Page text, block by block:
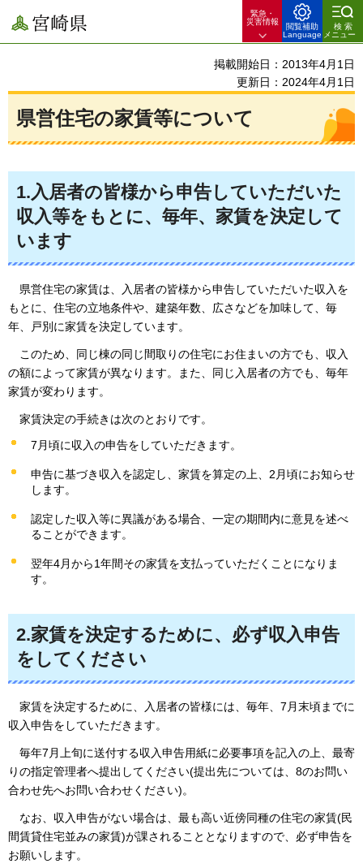
宮崎県
緊急・
災害情報
閲覧補助
Language
検索
メニュー
掲載開始日：2013年4月1日
更新日：2024年4月1日
県営住宅の家賃等について
1.入居者の皆様から申告していただいた
収入等をもとに、毎年、家賃を決定して
います
県営住宅の家賃は、入居者の皆様から申告していただいた収入を
もとに、住宅の立地条件や、建築年数、広さなどを加味して、毎
年、戸別に家賃を決定しています。
このため 、同じ棟の同じ間取りの住宅にお住まいの方でも、収入
の額によって家賃が異なります。また、同じ入居者の方でも、毎年
家賃が変わります。
家賃決定の手続きは次のとおりです。
7月頃に収入の申告をしていただきます。
申告に基づき収入を認定し、家賃を算定の上、2月頃にお知らせ
します。
認定した収入等に異議がある場合、一定の期間内に意見を述べ
ることができます。
翌年4月から1年間その家賃を支払っていただくことになりま
す。
2.家賃を決定するために、必ず収入申告
をしてください
家賃を決定するために、入居者の皆様には、毎年、7月末頃までに
収入申告をしていただきます。
毎年7月上旬に送付する収入申告用紙に必要事項を記入の上、最寄
りの指定管理者へ提出してください(提出先については、8のお問い
合わせ先へお問い合わせください)。
なお、収入申告がない場合は、最も高い近傍同種の住宅の家賃(民
間賃貸住宅並みの家賃)が課されることとなりますので、必ず申告を
お願いします。